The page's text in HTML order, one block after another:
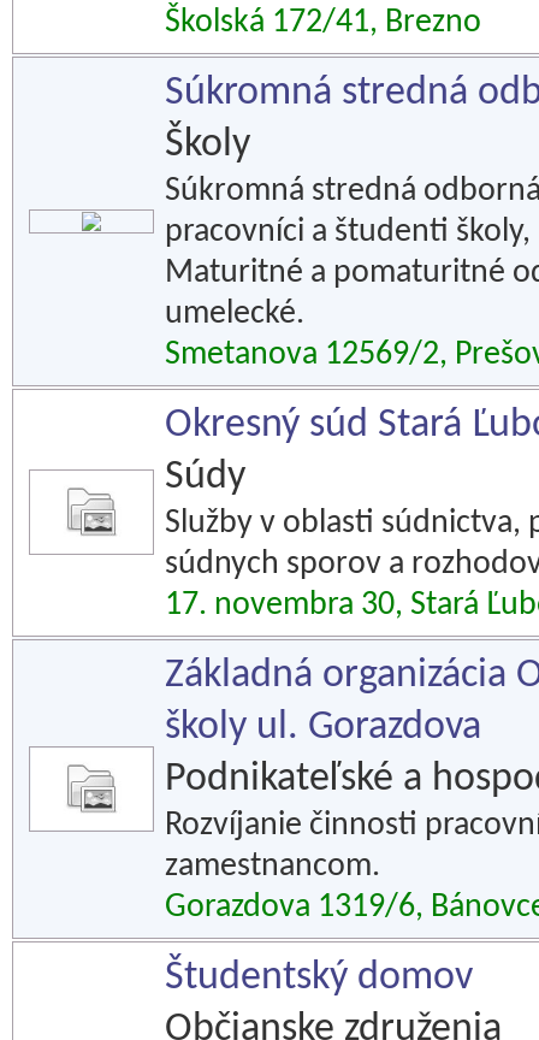
Školská 172/41, Brezno
Súkromná stredná
Školy
Súkromná stredná
pracovníci a študenti
Maturitné a pomaturitné
umelecké.
Smetanova 12569/2,
Okresný súd Stará
Súdy
Služby v oblasti súdnictva,
súdnych sporov a
17. novembra 30, Stará
Základná organizácia
školy ul. Gorazdova
Podnikateľské a
Rozvíjanie činnosti
zamestnancom.
Gorazdova 1319/6,
Študentský domov
Občianske združenia